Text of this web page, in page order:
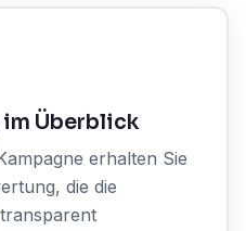
Überblick
erhalten Sie
die die